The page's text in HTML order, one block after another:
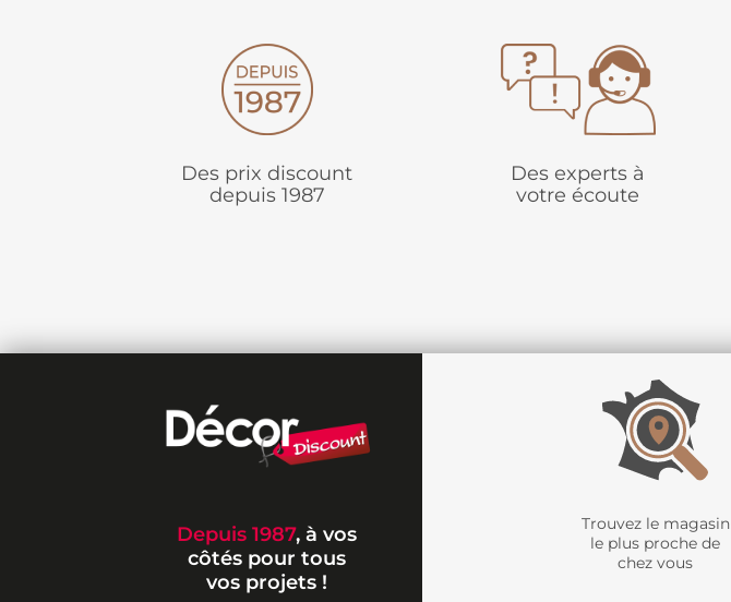
Des prix discount
depuis 1987
Des experts à
votre écoute
Depuis 1987, à vos
côtés pour tous
vos projets !
Trouvez le magasin
le plus proche de
chez vous